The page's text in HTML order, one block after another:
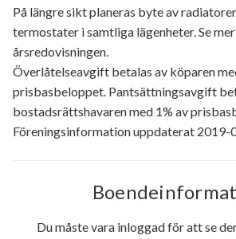
På längre sikt planeras byte av
termostater i samtliga lägenheter. Se
årsredovisningen.
Överlåtelseavgift betalas av köparen
prisbasbeloppet. Pantsättningsavgift
bostadsrättshavaren med 1% av
Föreningsinformation uppdaterat 2019-
Du måste vara inloggad för att se